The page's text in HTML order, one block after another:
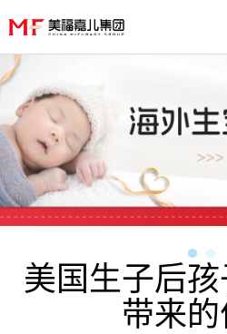
子
优
势
服
务
流
月
子
成
美国生子后
带来